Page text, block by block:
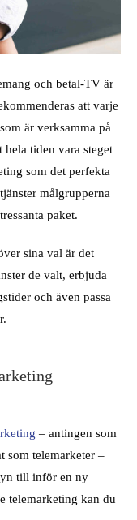
och betal-TV är
att varje
är verksamma på
tiden vara steget
som det perfekta
målgrupperna
paket.
sina val är det
de valt, erbjuda
och även passa
– antingen som
som telemarketer –
till inför en ny
telemarketing kan du